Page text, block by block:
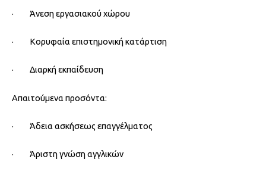
· Άνεση εργασιακού χώρου
· Κορυφαία επιστημονική κατάρτιση
· Διαρκή εκπαίδευση
Απαιτούμενα προσόντα:
· Άδεια ασκήσεως επαγγέλματος
· Άριστη γνώση αγγλικών